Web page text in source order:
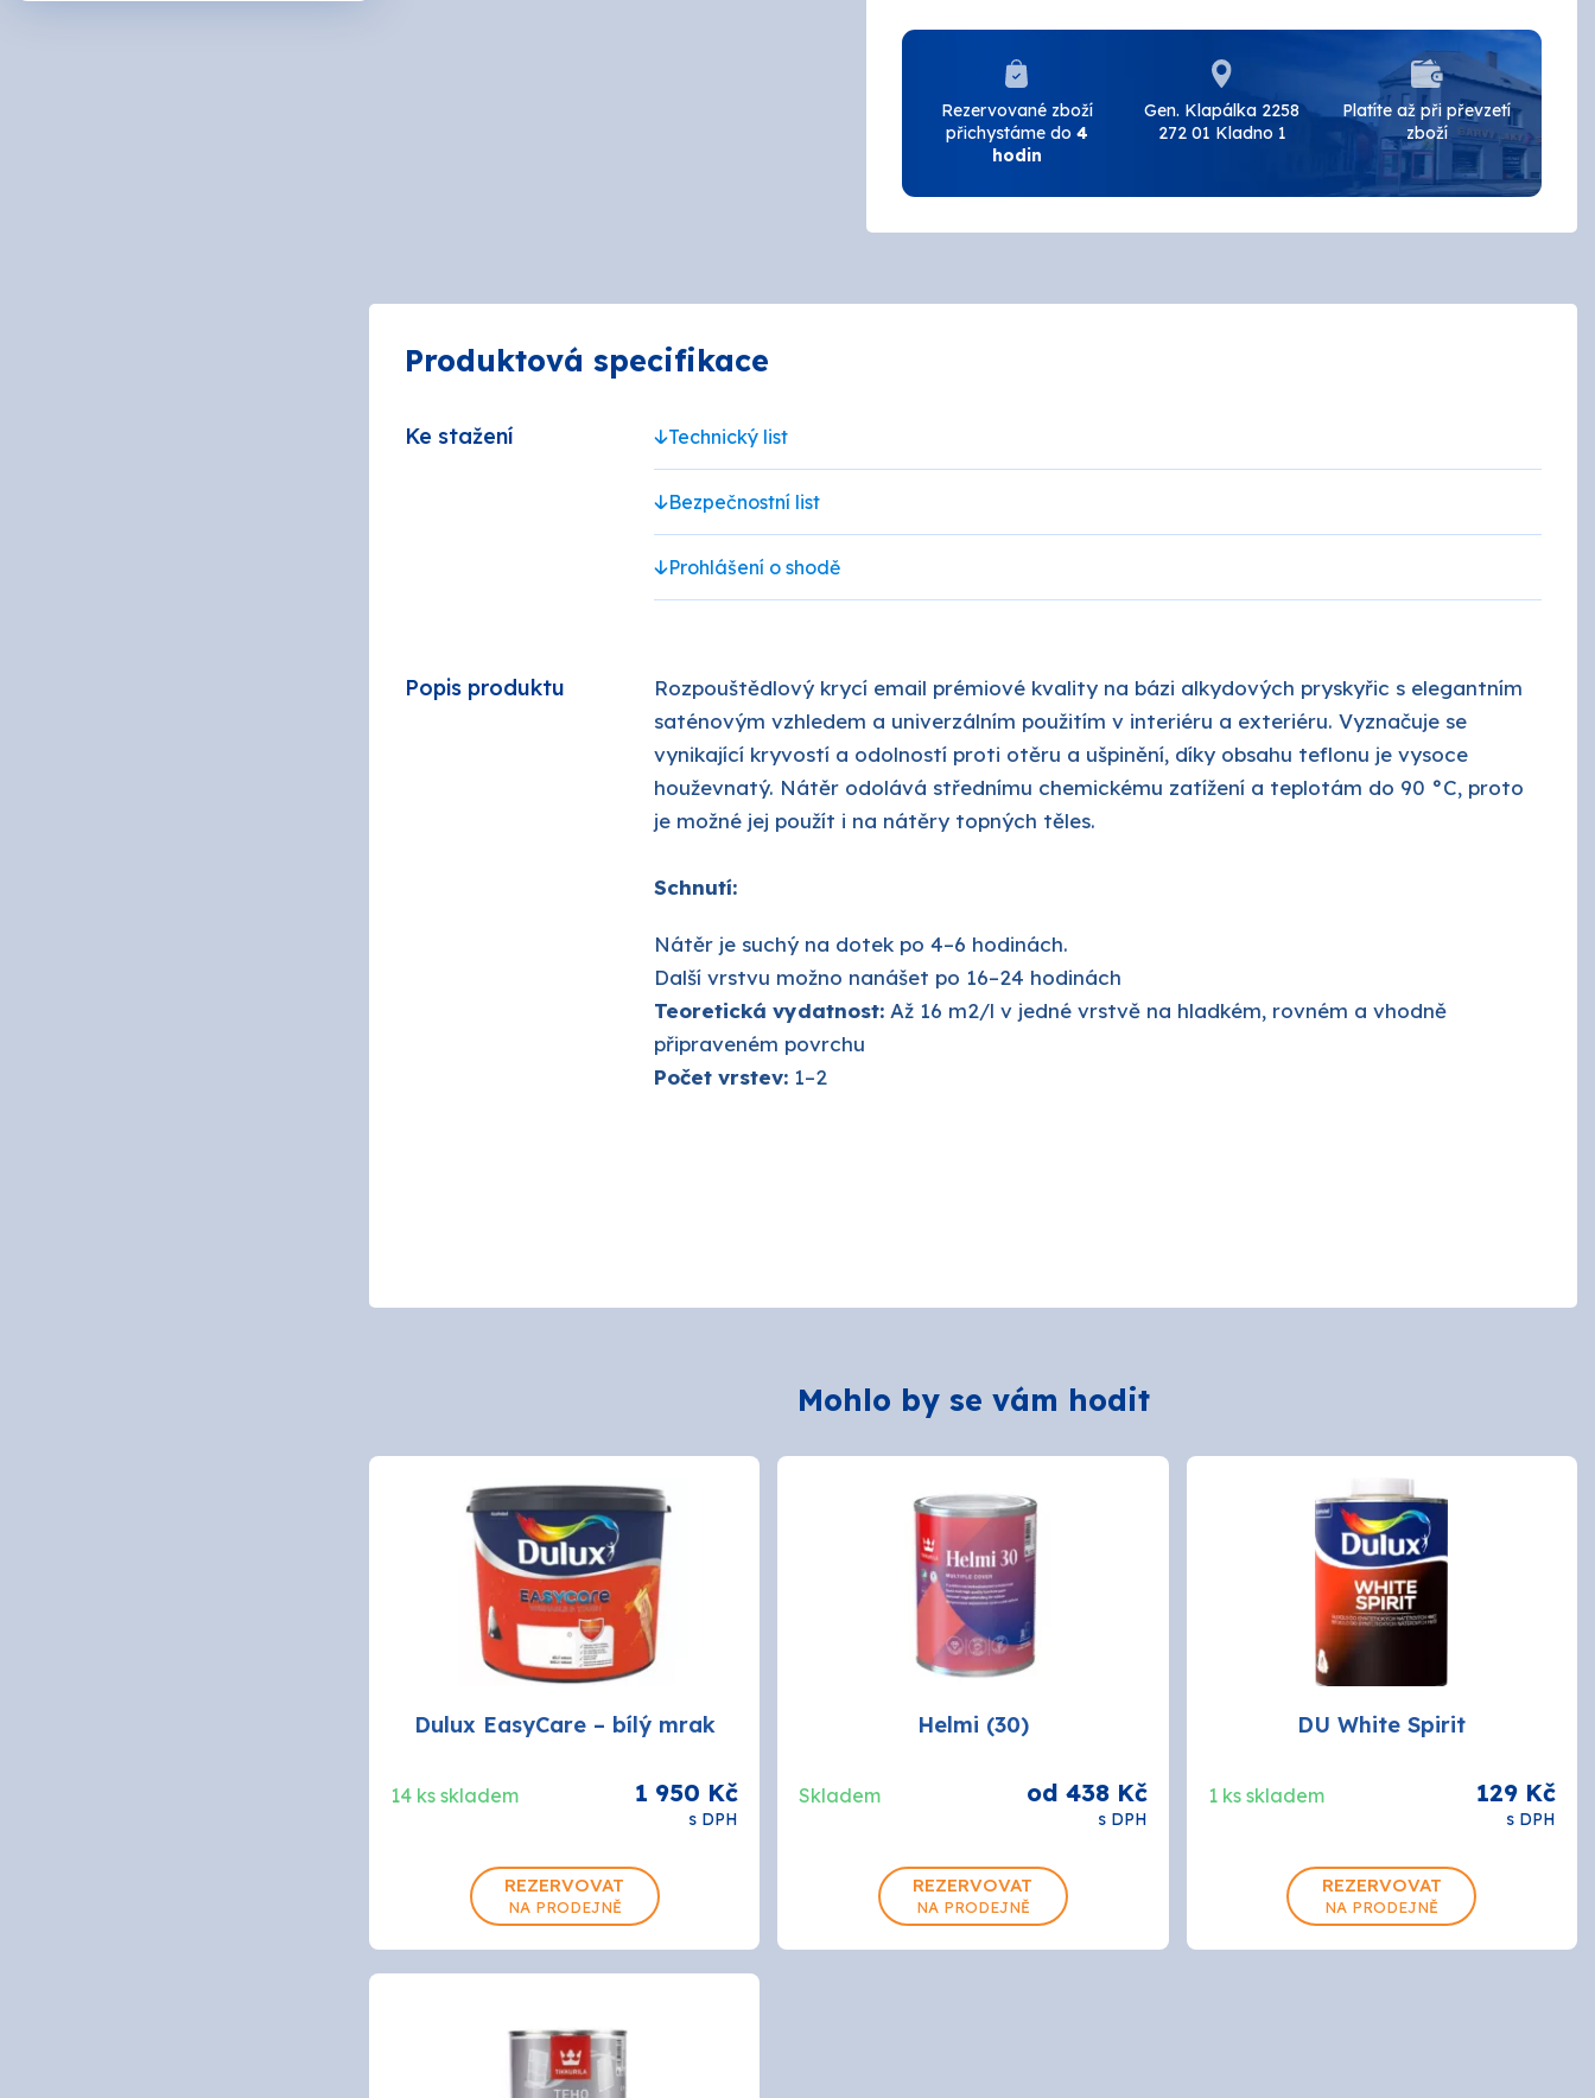
BRALEP
HB - LAK HENKEL HET
PRO-TECH ROKO
SOKRATES SOUDAL SPOKAR
TIKKURILA Tikkurila průmysl
Rezervované zboží
přichystáme do 4
hodin
Gen. Klapálka 2258
272 01 Kladno 1
Platíte až při převzetí
zboží
Produktová specifikace
Ke stažení Technický list
Bezpečnostní list
Prohlášení o shodě
Popis produktu
Rozpouštědlový krycí email prémiové kvality na bázi alkydových pryskyřic s elegantním
saténovým vzhledem a univerzálním použitím v interiéru a exteriéru. Vyznačuje se
vynikající kryvostí a odolností proti otěru a ušpinění, díky obsahu teflonu je vysoce
houževnatý. Nátěr odolává střednímu chemickému zatížení a teplotám do 90 °C, proto
je možné jej použít i na nátěry topných těles.
Schnutí:
Nátěr je suchý na dotek po 4–6 hodinách.
Další vrstvu možno nanášet po 16–24 hodinách
Teoretická vydatnost: Až 16 m2/l v jedné vrstvě na hladkém, rovném a vhodně
připraveném povrchu
Počet vrstev: 1–2
Mohlo by se vám hodit
Dulux EasyCare – bílý mrak
14 ks skladem 1 950 Kč
s DPH
10L
REZERVOVAT
NA PRODEJNĚ
Helmi (30)
Skladem od 438 Kč
s DPH
0.9L 0.9L 2.7L
REZERVOVAT
NA PRODEJNĚ
DU White Spirit
1 ks skladem 129 Kč
s DPH
REZERVOVAT
NA PRODEJNĚ